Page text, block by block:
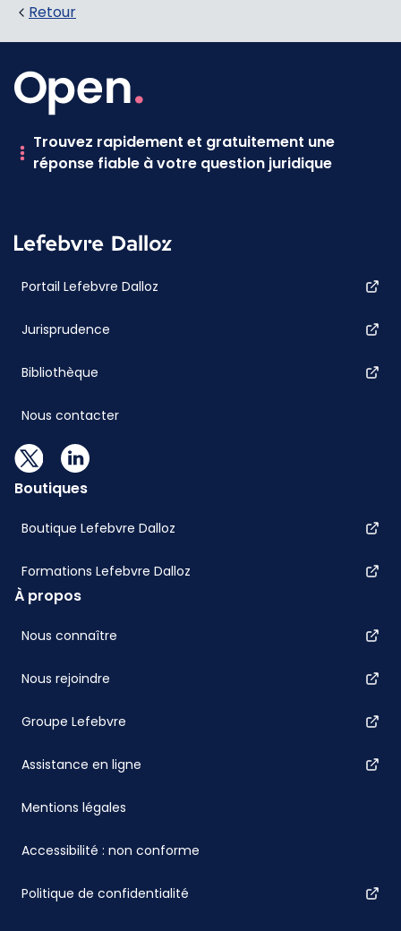
Retour
Trouvez rapidement et gratuitement une
réponse fiable à votre question juridique
Portail Lefebvre Dalloz
Jurisprudence
Bibliothèque
Nous contacter
Boutiques
Boutique Lefebvre Dalloz
Formations Lefebvre Dalloz
À propos
Nous connaître
Nous rejoindre
Groupe Lefebvre
Assistance en ligne
Mentions légales
Accessibilité : non conforme
Politique de confidentialité